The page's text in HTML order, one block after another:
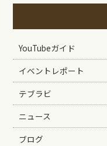
YouTubeガイド
イベントレポート
テブラビ
ニュース
ブログ